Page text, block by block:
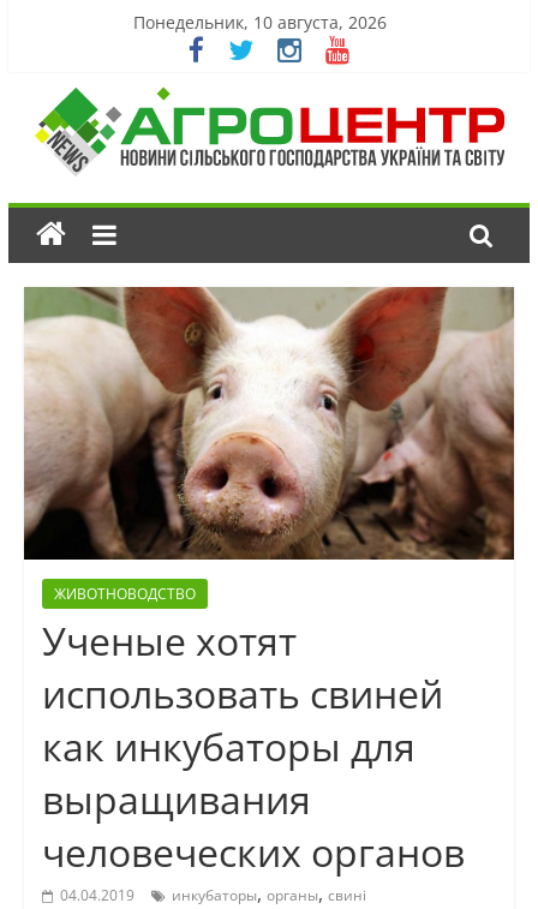
Понедельник, 10 августа, 2026
ЖИВОТНОВОДСТВО
Ученые хотят
использовать свиней
как инкубаторы для
выращивания
человеческих органов
04.04.2019 инкубаторы, органы, свині